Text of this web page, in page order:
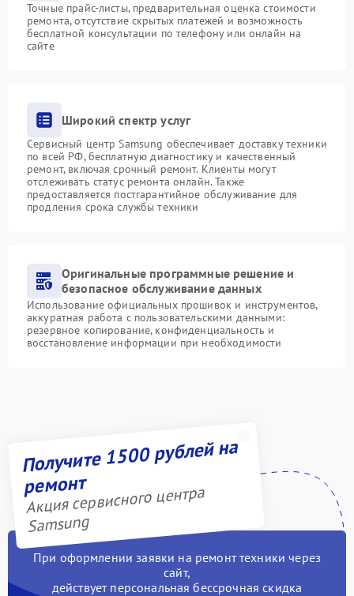
Точные прайс-листы, предварительная оценка стоимости
ремонта, отсутствие скрытых платежей и возможность
бесплатной консультации по телефону или онлайн на
сайте
Широкий спектр услуг
Сервисный центр Samsung обеспечивает доставку техники
по всей РФ, бесплатную диагностику и качественный
ремонт, включая срочный ремонт. Клиенты могут
отслеживать статус ремонта онлайн. Также
предоставляется постгарантийное обслуживание для
продления срока службы техники
Оригинальные программные решение и
безопасное обслуживание данных
Использование официальных прошивок и инструментов,
аккуратная работа с пользовательскими данными:
резервное копирование, конфиденциальность и
восстановление информации при необходимости
Получите 1500 рублей на
ремонт
Акция сервисного центра
Samsung
При оформлении заявки на ремонт техники через
сайт,
действует персональная бессрочная скидка